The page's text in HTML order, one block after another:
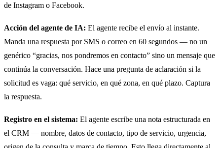
de Instagram o Facebook.
Acción del agente de IA: El agente recibe el envío al instante.
Manda una respuesta por SMS o correo en 60 segundos — no un
genérico “gracias, nos pondremos en contacto” sino un mensaje que
continúa la conversación. Hace una pregunta de aclaración si la
solicitud es vaga: qué servicio, en qué zona, en qué plazo. Captura
la respuesta.
Registro en el sistema: El agente escribe una nota estructurada en
el CRM — nombre, datos de contacto, tipo de servicio, urgencia,